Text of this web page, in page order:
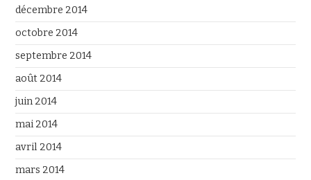
décembre 2014
octobre 2014
septembre 2014
août 2014
juin 2014
mai 2014
avril 2014
mars 2014